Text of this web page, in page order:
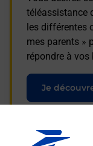
téléassistance
les différentes
mes parents »
répondre à vos
Je